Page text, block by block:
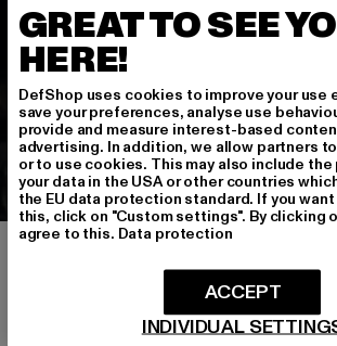
MELDE DICH
INSPIRIERT
GREAT TO SEE
HERE!
DefShop uses cookies to improve your use
save your preferences, analyse use
provide and measure interest-based
advertising. In addition, we allow partners
or to use cookies. This may also include
your data in the USA or other countries
the EU data protection standard. If you
this, click on "Custom settings". By clicking
agree to this. Data protection
INDIVIDUAL
ACCEPT